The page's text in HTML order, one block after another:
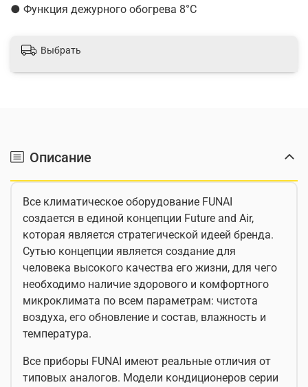
● Функция дежурного обогрева 8°С
Выбрать
Описание
Все климатическое оборудование FUNAI
создается в единой концепции Future and Air,
которая является стратегической идеей бренда.
Сутью концепции является создание для
человека высокого качества его жизни, для чего
необходимо наличие здорового и комфортного
микроклимата по всем параметрам: чистота
воздуха, его обновление и состав, влажность и
температура.
Все приборы FUNAI имеют реальные отличия от
типовых аналогов. Модели кондиционеров серии